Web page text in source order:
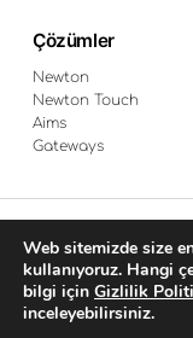
Çözümler
Newton
Newton Touch
Aims
Gateways
Sizin İçin Buradayız
Satış Ekibimiz İle
Web sitemizde size
kullanıyoruz. Hangi
bilgi için Gizlilik
inceleyebilirsiniz.